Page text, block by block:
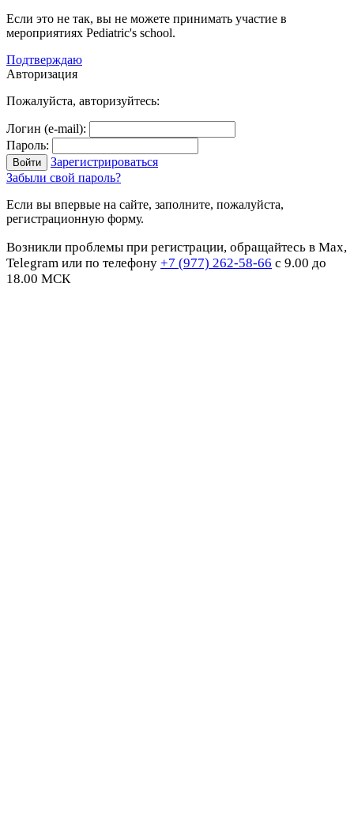
Если это не так, вы не можете принимать участие в
мероприятиях Pediatric's school.
Подтверждаю
Авторизация
Пожалуйста, авторизуйтесь:
Логин (e-mail):
Пароль:
Зарегистрироваться
Забыли свой пароль?
Если вы впервые на сайте, заполните, пожалуйста,
регистрационную форму.
Возникли проблемы при регистрации, обращайтесь в Max,
Telegram или по телефону +7 (977) 262-58-66 с 9.00 до
18.00 МСК